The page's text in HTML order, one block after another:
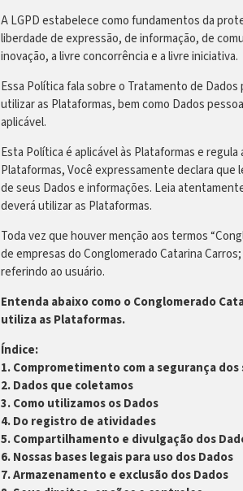
A LGPD estabelece como fundamentos da
liberdade de expressão, de informação, de
inovação, a livre concorrência e a livre iniciativa.
Essa Política fala sobre o Tratamento de
utilizar as Plataformas, bem como Dados
aplicável.
Esta Política é aplicável às Plataformas e
Plataformas, Você expressamente declara
de seus Dados e informações. Leia
deverá utilizar as Plataformas.
Toda vez que houver menção aos termos
de empresas do Conglomerado Catarina
referindo ao usuário.
Entenda abaixo como o Conglomerado
utiliza as Plataformas.
Índice:
1. Comprometimento com a segurança dos
2. Dados que coletamos
3. Como utilizamos os Dados
4. Do registro de atividades
5. Compartilhamento e divulgação dos
6. Nossas bases legais para uso dos Dados
7. Armazenamento e exclusão dos Dados